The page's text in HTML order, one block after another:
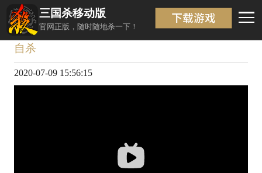
三国杀移动版
官网正版，随时随地杀一下！
返回
自杀
2020-07-09 15:56:15